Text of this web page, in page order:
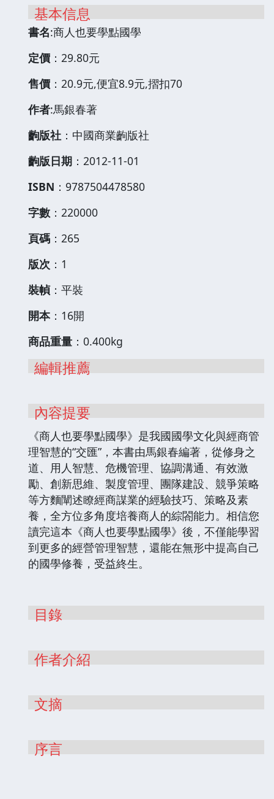
基本信息
書名:商人也要學點國學
定價 ：29.80元
售價 ：20.9元,便宜8.9元,摺扣70
作者:馬銀春著
齣版社 ：中國商業齣版社
齣版日期 ：2012-11-01
ISBN ：9787504478580
字數 ：220000
頁碼 ：265
版次 ：1
裝幀：平裝
開本：16開
商品重量 ：0.400kg
編輯推薦
內容提要
《商人也要學點國學》是我國國學文化與經商管
理智慧的“交匯”，本書由馬銀春編著，從修身之
道、用人智慧、危機管理、協調溝通、有效激
勵、創新思維、製度管理、團隊建設、競爭策略
等方麵闡述瞭經商謀業的經驗技巧、策略及素
養，全方位多角度培養商人的綜閤能力。相信您
讀完這本《商人也要學點國學》後，不僅能學習
到更多的經營管理智慧，還能在無形中提高自己
的國學修養，受益終生。
目錄
作者介紹
文摘
序言